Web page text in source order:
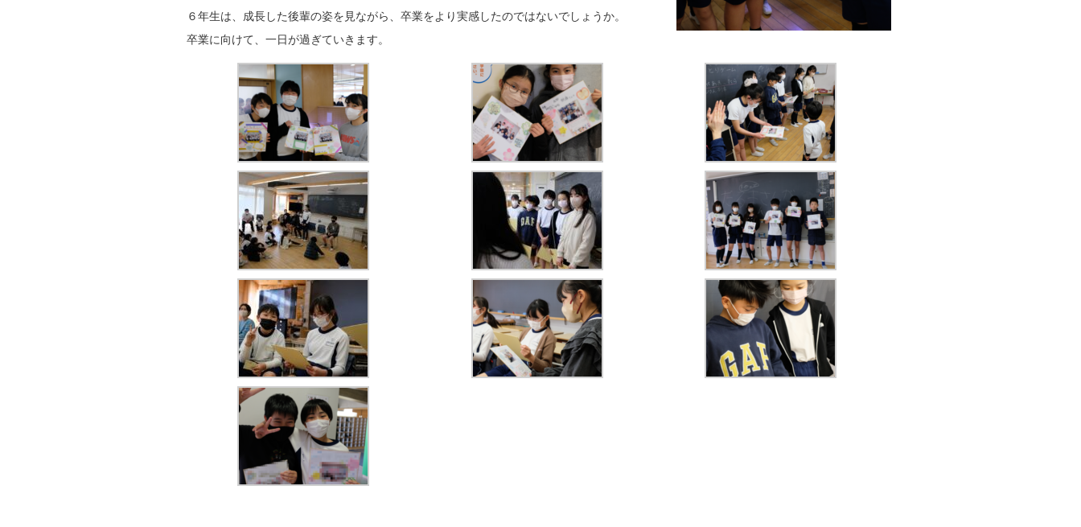
６年生は、成長した後輩の姿を見ながら、卒業をより実感したのではないでしょうか。
卒業に向けて、一日が過ぎていきます。